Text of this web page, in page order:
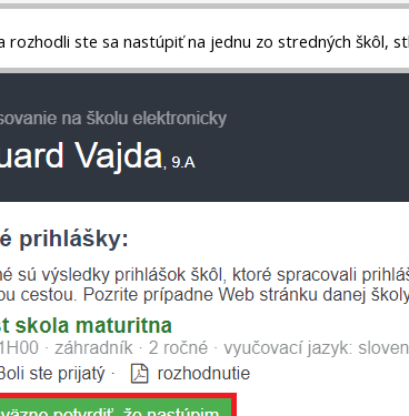
rozhodli ste sa nastúpiť na jednu zo stredných škôl,